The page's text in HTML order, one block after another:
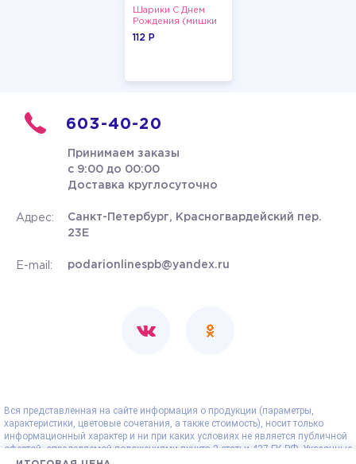
Шарики С Днем
Рождения (мишки
и тортики)
112 P
603-40-20
Принимаем заказы
с 9:00 до 00:00
Доставка круглосуточно
Адрес:
Санкт-Петербург, Красногвардейский пер.
23Е
E-mail: podarionlinespb@yandex.ru
Вся представленная на сайте информация о продукции (параметры,
характеристики, цветовые сочетания, а также стоимость), носит только
информационный характер и ни при каких условиях не является публичной
офертой, определяемой положениями пункта 2 статьи 437 ГК РФ. Указанные
на сайте цены - рекомендованные и могут отличаться от действительных